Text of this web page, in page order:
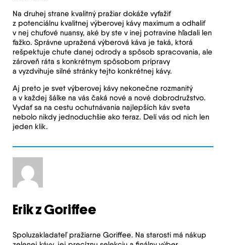
Na druhej strane kvalitný pražiar dokáže vyťažiť
z potenciálnu kvalitnej výberovej kávy maximum a odhaliť
v nej chuťové nuansy, aké by ste v inej potravine hľadali len
ťažko. Správne upražená výberová káva je taká, ktorá
rešpektuje chute danej odrody a spôsob spracovania, ale
zároveň ráta s konkrétnym spôsobom prípravy
a vyzdvihuje silné stránky tejto konkrétnej kávy.
Aj preto je svet výberovej kávy nekonečne rozmanitý
a v každej šálke na vás čaká nové a nové dobrodružstvo.
Vydať sa na cestu ochutnávania najlepších káv sveta
nebolo nikdy jednoduchšie ako teraz. Delí vás od nich len
jeden klik.
Erik z Goriffee
Spoluzakladateľ pražiarne Goriffee. Na starosti má nákup